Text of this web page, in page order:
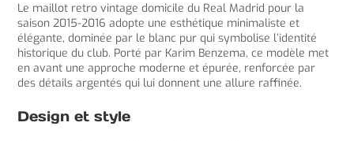
Le maillot retro vintage domicile du Real Madrid pour la
saison 2015-2016 adopte une esthétique minimaliste et
élégante, dominée par le blanc pur qui symbolise l’identité
historique du club. Porté par Karim Benzema, ce modèle met
en avant une approche moderne et épurée, renforcée par
des détails argentés qui lui donnent une allure raffinée.
Design et style